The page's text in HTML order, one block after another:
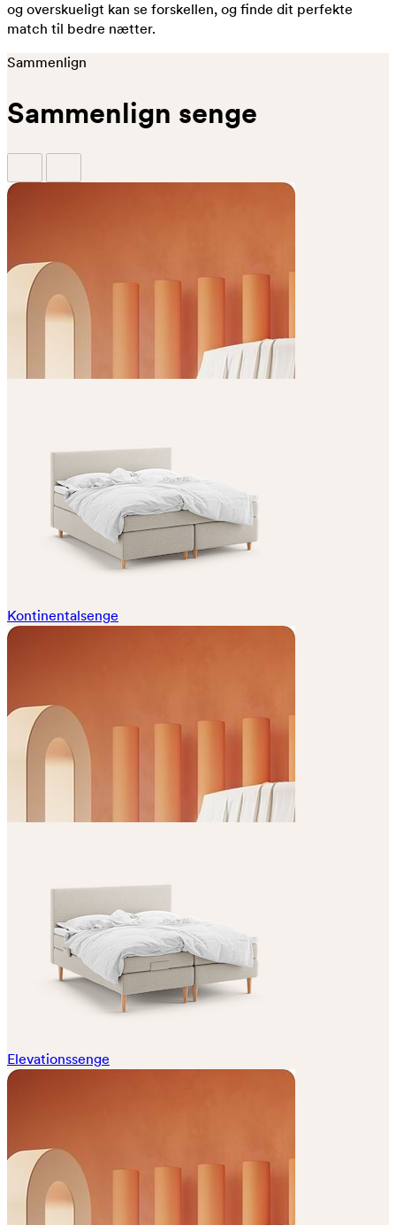
og overskueligt kan se forskellen, og finde dit perfekte
match til bedre nætter.
Sammenlign
Sammenlign senge
Kontinentalsenge
Elevationssenge